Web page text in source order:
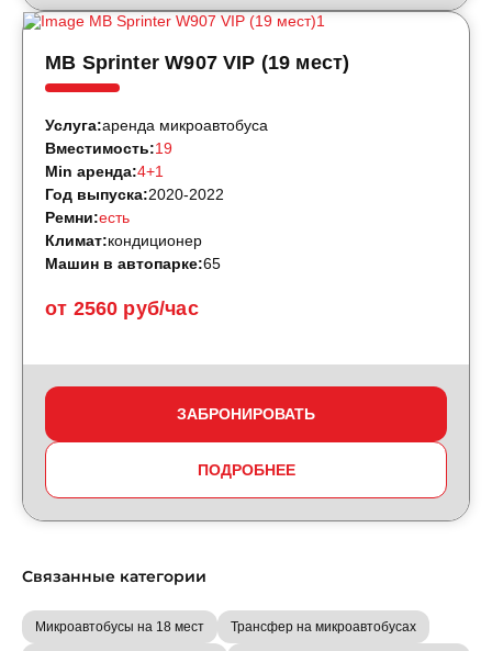
MB Sprinter W907 VIP (19 мест)
от 2560 руб/час
Услуга:аренда микроавтобуса
Вместимость:19
Min аренда:4+1
Год выпуска:2020-2022
Ремни:есть
Климат:кондиционер
Машин в автопарке:65
ЗАБРОНИРОВАТЬ
ПОДРОБНЕЕ
Связанные категории
Микроавтобусы на 18 мест Трансфер на микроавтобусах